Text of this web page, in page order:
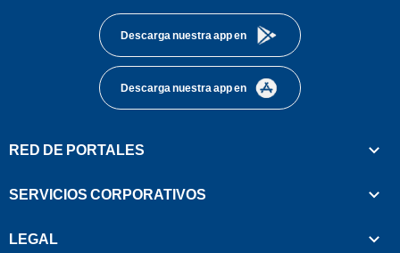
Descarga nuestra app en
Descarga nuestra app en
RED DE PORTALES
SERVICIOS CORPORATIVOS
LEGAL